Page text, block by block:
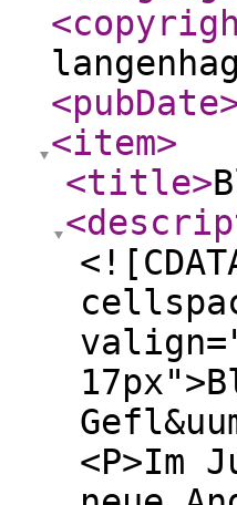
<pubDate
<item>
<title>
<P>Im